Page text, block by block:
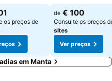
os preços de
Ver preços
de € 100
Consulte os preços
sites
Ver preços
em Manta